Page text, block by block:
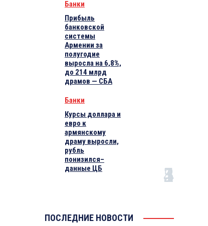
Банки
Прибыль
банковской
системы
Армении за
полугодие
выросла на 6,8%,
до 214 млрд
драмов — СБА
Банки
Курсы доллара и
евро к
армянскому
драму выросли,
рубль
понизился–
данные ЦБ
ПОСЛЕДНИЕ НОВОСТИ